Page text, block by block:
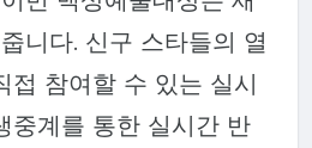
니다. 신구 스타들의 열
접 참여할 수 있는 실시
중계를 통한 실시간 반